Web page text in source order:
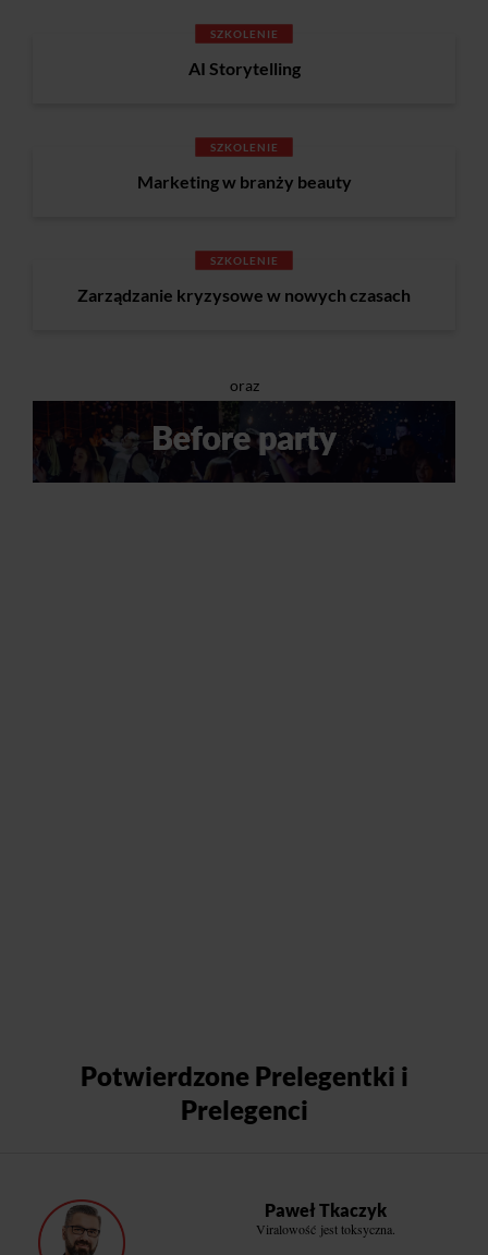
SZKOLENIE
AI Storytelling
SZKOLENIE
Marketing w branży beauty
SZKOLENIE
Zarządzanie kryzysowe w nowych czasach
oraz
Potwierdzone Prelegentki i
Prelegenci
Paweł Tkaczyk
Viralowość jest toksyczna.